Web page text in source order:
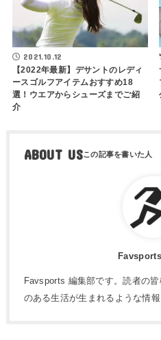
2021.10.12
【2022年最新】デサントのレディ
ースゴルフアイテムおすすめ18
選！ウエアからシューズまでご紹
介
ABOUT US
Favsports 編集部です。読者の
のある生活が生まれるような情